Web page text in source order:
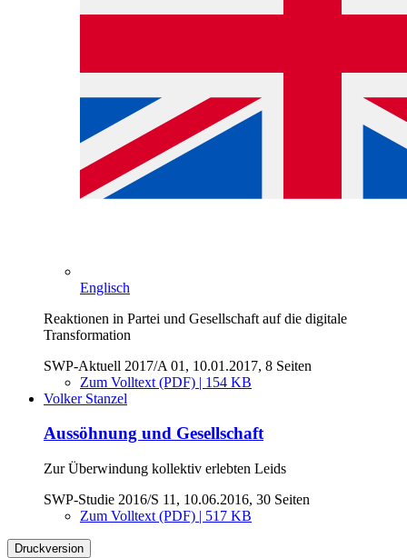
Englisch
Reaktionen in Partei und Gesellschaft auf die digitale
Transformation
SWP-Aktuell 2017/A 01, 10.01.2017, 8 Seiten
Zum Volltext (PDF) | 154 KB
Volker Stanzel
Aussöhnung und Gesellschaft
Zur Überwindung kollektiv erlebten Leids
SWP-Studie 2016/S 11, 10.06.2016, 30 Seiten
Zum Volltext (PDF) | 517 KB
Druckversion